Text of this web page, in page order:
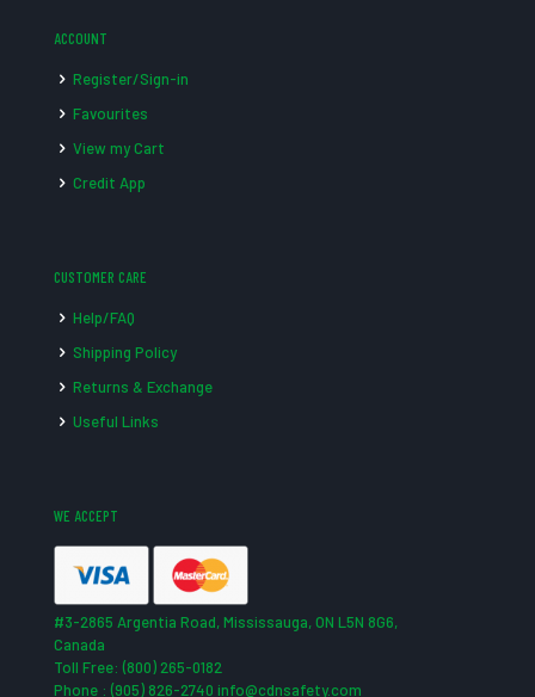
ACCOUNT
Register/Sign-in
Favourites
View my Cart
Credit App
CUSTOMER CARE
Help/FAQ
Shipping Policy
Returns & Exchange
Useful Links
WE ACCEPT
#3-2865 Argentia Road, Mississauga, ON L5N 8G6,
Canada
Toll Free: (800) 265-0182
Phone : (905) 826-2740 info@cdnsafety.com